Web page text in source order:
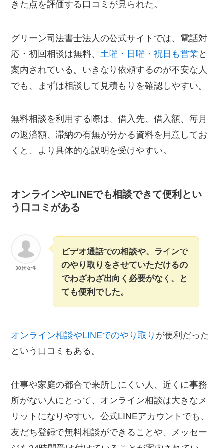
きた点を評価する口コミが見られた。
グリーン司法書士法人の公式サイトでは、電話対
応・初回相談は無料、 土曜・日曜・祝日も営業 と
案内されている。いきなり依頼するのが不安な人
でも、まずは相談して見積もりを確認しやすい。
無料相談を利用する際は、借入先、借入額、毎月
の返済額、滞納の有無が分かる資料を用意してお
くと、より具体的な説明を受けやすい。
オンラインやLINEでも相談できて便利とい
う口コミがある
30代女性
ビデオ通話での相談や、ラインで
のやり取りをさせていただけるの
でわざわざ出向く必要がなく、と
ても便利でした。
オンライン相談やLINEでのやり取り が便利だった
という口コミもある。
仕事や家庭の都合で来所しにくい人、近くに事務
所がない人にとって、オンライン相談は大きなメ
リットになりやすい。公式LINEアカウントでも、
友だち登録で無料相談ができることや、メッセー